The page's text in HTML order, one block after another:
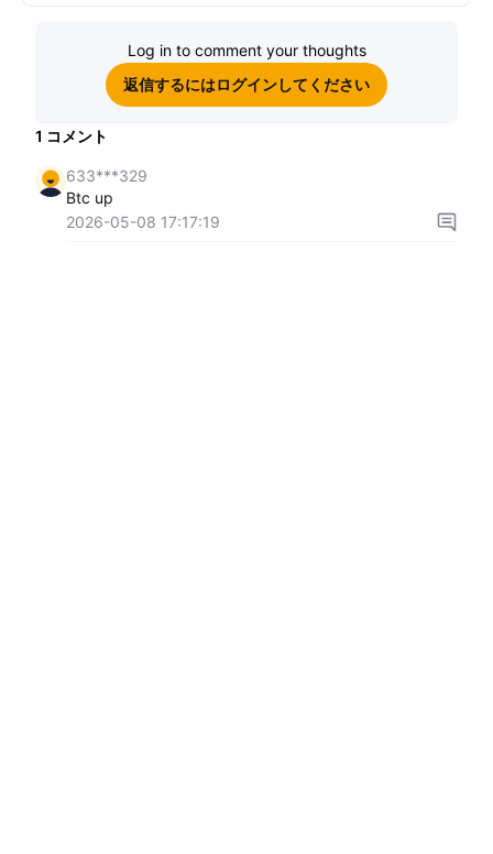
Log in to comment your thoughts
返信するにはログインしてください
1 コメント
633***329
Btc up
2026-05-08 17:17:19